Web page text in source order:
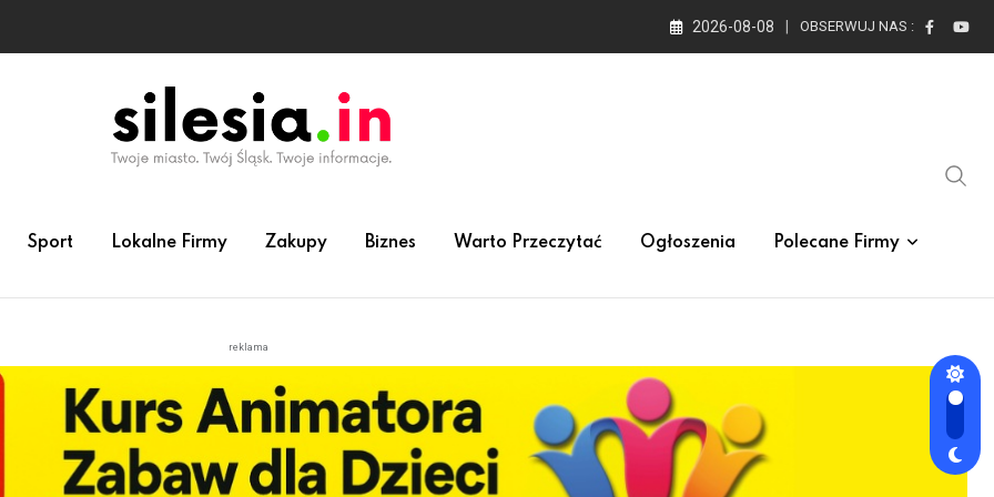
2026-08-08 OBSERWUJ NAS :
Sport Lokalne Firmy Zakupy Biznes Warto Przeczytać Ogłoszenia Polecane Firmy
reklama